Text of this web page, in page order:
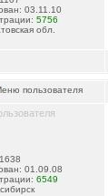
03.11.10
5756
обл.
1638
01.09.08
6549